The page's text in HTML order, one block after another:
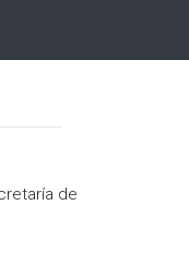
de